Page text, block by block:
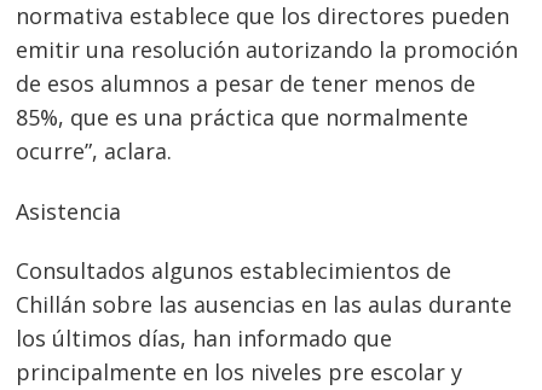
normativa establece que los directores pueden
emitir una resolución autorizando la promoción
de esos alumnos a pesar de tener menos de
85%, que es una práctica que normalmente
ocurre”, aclara.
Asistencia
Consultados algunos establecimientos de
Chillán sobre las ausencias en las aulas durante
los últimos días, han informado que
principalmente en los niveles pre escolar y